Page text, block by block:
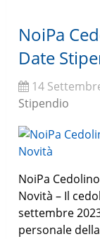
NoiPa
Date
14
Stipendio
NoiPa
Novità – Il
settembre
personale